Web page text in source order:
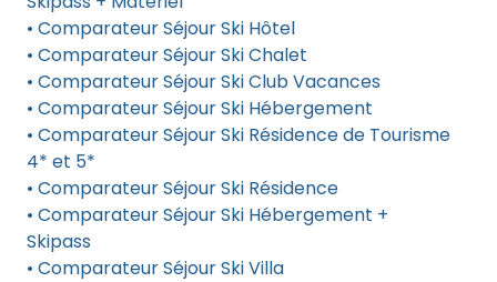
• Comparateur Séjour Ski Hôtel
• Comparateur Séjour Ski Chalet
• Comparateur Séjour Ski Club Vacances
• Comparateur Séjour Ski Hébergement
• Comparateur Séjour Ski Résidence de Tourisme
4* et 5*
• Comparateur Séjour Ski Résidence
• Comparateur Séjour Ski Hébergement +
Skipass
• Comparateur Séjour Ski Villa